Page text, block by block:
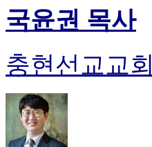
국윤권 목사
충현선교교회